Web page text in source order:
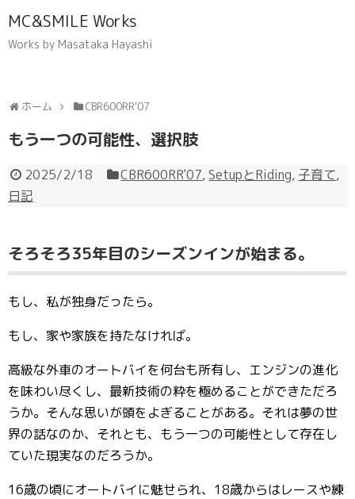
MC&SMILE Works
Works by Masataka Hayashi
ホーム CBR600RR'07
もう一つの可能性、選択肢
2025/2/18 CBR600RR'07,SetupとRiding, 子育て,
日記
そろそろ35年目のシーズンインが始まる。
もし、私が独身だったら。
もし、家や家族を持たなければ。
高級な外車のオートバイを何台も所有し、エンジンの進化
を味わい尽くし、最新技術の粋を極めることができただろ
うか。そんな思いが頭をよぎることがある。それは夢の世
界の話なのか、それとも、もう一つの可能性として存在し
ていた現実なのだろうか。
16歳の頃にオートバイに魅せられ、18歳からはレースや練